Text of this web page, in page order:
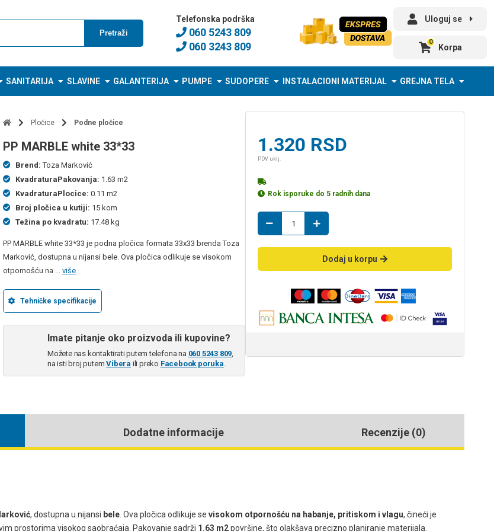
Pretraži
Telefonska podrška
060 5243 809
060 3243 809
Uloguj se
0
Korpa
SANITARIJA SLAVINE GALANTERIJA PUMPE SUDOPERE INSTALACIONI MATERIJAL GREJNA TELA
Pločice Podne pločice
PP MARBLE white 33*33
Brend: Toza Marković
KvadraturaPakovanja: 1.63 m2
KvadraturaPlocice: 0.11 m2
Broj pločica u kutiji: 15 kom
Težina po kvadratu: 17.48 kg
PP MARBLE white 33*33 je podna pločica formata 33x33 brenda Toza
Marković, dostupna u nijansi bele. Ova pločica odlikuje se visokom
otpornošću na ... više
Tehničke specifikacije
Imate pitanje oko proizvoda ili kupovine?
Možete nas kontaktirati putem telefona na 060 5243 809,
na isti broj putemVibera ili preko Facebook poruka.
1.320 RSD
PDV uklj.
Rok isporuke do 5 radnih dana
MARBLE
količina
Dodaj u korpu
Dodatne informacije Recenzije (0)
, dostupna u nijansi bele . Ova pločica odlikuje se visokom otpornošću na habanje, pritiskom i vlagu, čineći je
prostorima visokog saobraćaja. Pakovanje sadrži 1.63 m2površine, što olakšava precizno planiranje materijala.